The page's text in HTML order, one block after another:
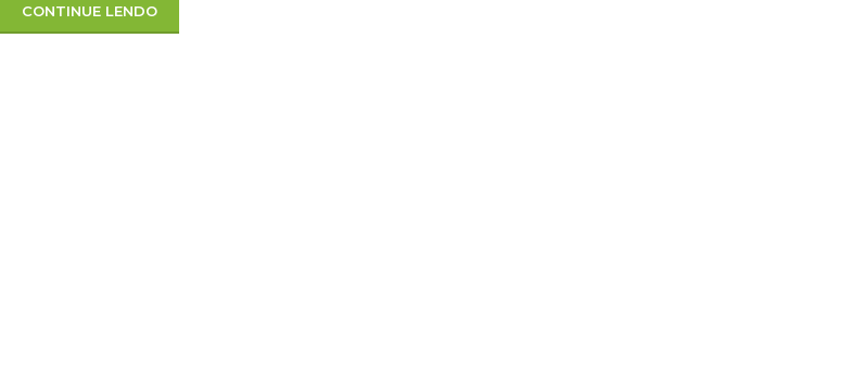
CONTINUE LENDO